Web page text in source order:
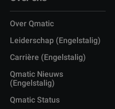
Over Qmatic
Leiderschap (Engelstalig)
Carrière (Engelstalig)
Qmatic Nieuws
(Engelstalig)
Qmatic Status